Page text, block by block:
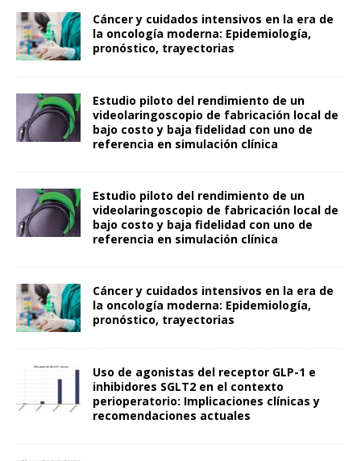
Cáncer y cuidados intensivos en la era de
la oncología moderna: Epidemiología,
pronóstico, trayectorias
Estudio piloto del rendimiento de un
videolaringoscopio de fabricación local de
bajo costo y baja fidelidad con uno de
referencia en simulación clínica
Estudio piloto del rendimiento de un
videolaringoscopio de fabricación local de
bajo costo y baja fidelidad con uno de
referencia en simulación clínica
Cáncer y cuidados intensivos en la era de
la oncología moderna: Epidemiología,
pronóstico, trayectorias
Uso de agonistas del receptor GLP-1 e
inhibidores SGLT2 en el contexto
perioperatorio: Implicaciones clínicas y
recomendaciones actuales